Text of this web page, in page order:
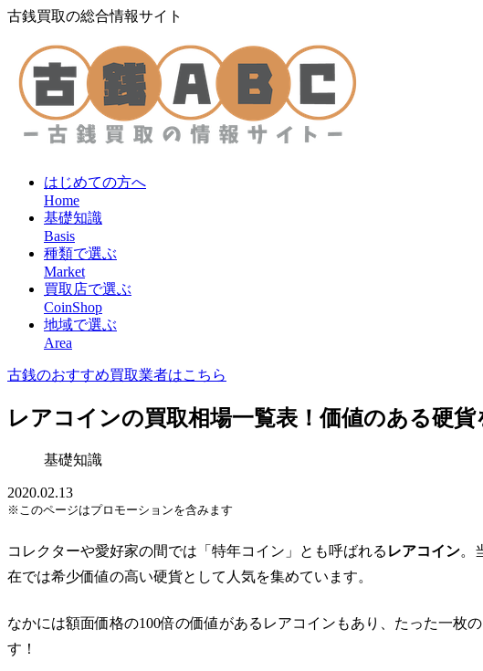
古銭買取の総合情報サイト
はじめての方へ
Home
基礎知識
Basis
種類で選ぶ
Market
買取店で選ぶ
CoinShop
地域で選ぶ
Area
古銭のおすすめ買取業者はこちら
レアコインの買取相場一覧表！価値のある硬
基礎知識
2020.02.13
※このページはプロモーションを含みます
コレクターや愛好家の間では「特年コイン」とも呼ばれる レアコイン。
在では希少価値の高い硬貨として人気を集めています。
なかには額面価格の100倍の価値があるレアコインもあり、たった一枚
す！